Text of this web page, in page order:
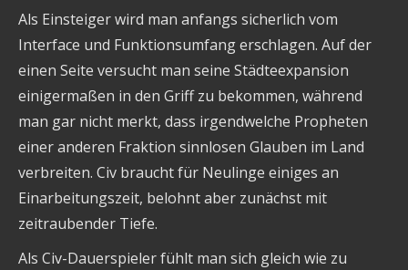
Als Einsteiger wird man anfangs sicherlich vom
Interface und Funktionsumfang erschlagen. Auf der
einen Seite versucht man seine Städteexpansion
einigermaßen in den Griff zu bekommen, während
man gar nicht merkt, dass irgendwelche Propheten
einer anderen Fraktion sinnlosen Glauben im Land
verbreiten. Civ braucht für Neulinge einiges an
Einarbeitungszeit, belohnt aber zunächst mit
zeitraubender Tiefe.
Als Civ-Dauerspieler fühlt man sich gleich wie zu